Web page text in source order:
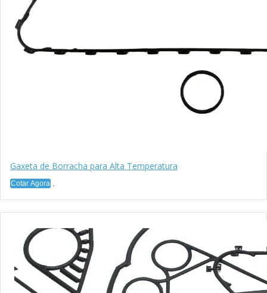
Gaxeta de Borracha para Alta Temperatura
Cotar Agora